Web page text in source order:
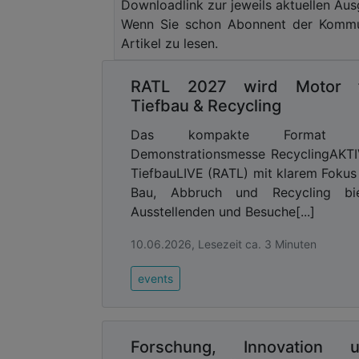
Ein Beispiel hierfür ist das WPP
verfügt über weitläufige
verschiedene Arbeitsbereiche und
Advertising
Abonnieren Sie unseren
Ausgabe
Die markante Fassadengestaltung,
repräsentativen Eingangsbereiche
Architektur des Gebäudes. Die
Kommunikation, Flexibilität und
Begrünte Außenflächen,
erleichtert das Verständnis und macht
Downloadlink zur jeweils aktuellen
Wenn Sie schon Abonnent der
Artikel zu lesen.
RATL 2027 wird Motor
Tiefbau & Recycling
Das kompakte Format
Demonstrationsmesse
TiefbauLIVE (RATL) mit klarem
Bau, Abbruch und Recycling
Ausstellenden und Besuche[...]
10.06.2026, Lesezeit ca. 3 Minuten
events
Forschung, Innovation